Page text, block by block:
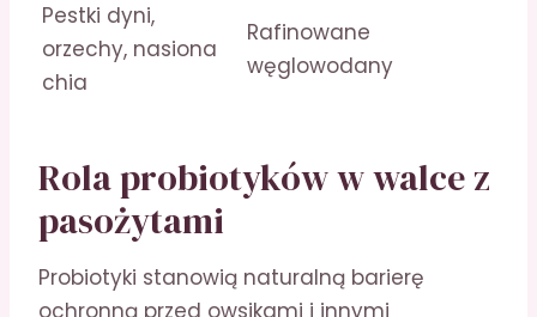
Pestki dyni,
orzechy, nasiona
chia
Rafinowane
węglowodany
Rola probiotyków w walce z
pasożytami
Probiotyki stanowią naturalną barierę
ochronną przed owsikami i innymi